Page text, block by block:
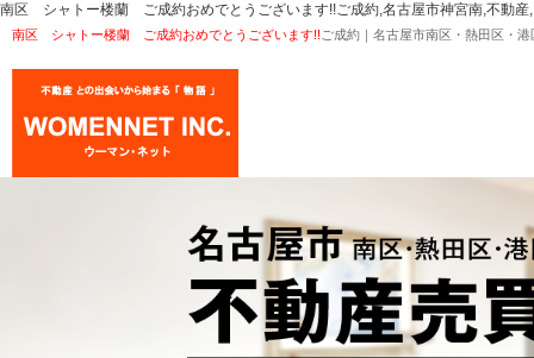
南区 シャトー楼蘭 ご成約おめでとうございます!!ご成約,名古屋市神宮南,不動産,
南区 シャトー楼蘭 ご成約おめでとうございます!! ご成約｜名古屋市南区・熱田区・